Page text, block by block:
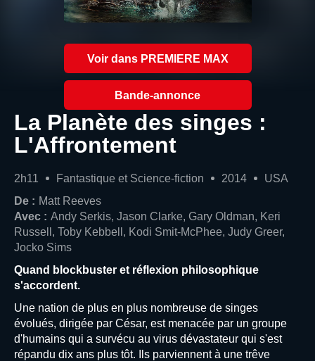
Voir dans PREMIERE MAX
Bande-annonce
La Planète des singes :
L'Affrontement
2h11 Fantastique et Science-fiction 2014
USA
De : Matt Reeves
Avec : Andy Serkis, Jason Clarke, Gary Oldman, Keri
Russell, Toby Kebbell, Kodi Smit-McPhee, Judy Greer,
Jocko Sims
Quand blockbuster et réflexion philosophique
s'accordent.
Une nation de plus en plus nombreuse de singes
évolués, dirigée par César, est menacée par un groupe
d'humains qui a survécu au virus dévastateur qui s'est
répandu dix ans plus tôt. Ils parviennent à une trêve